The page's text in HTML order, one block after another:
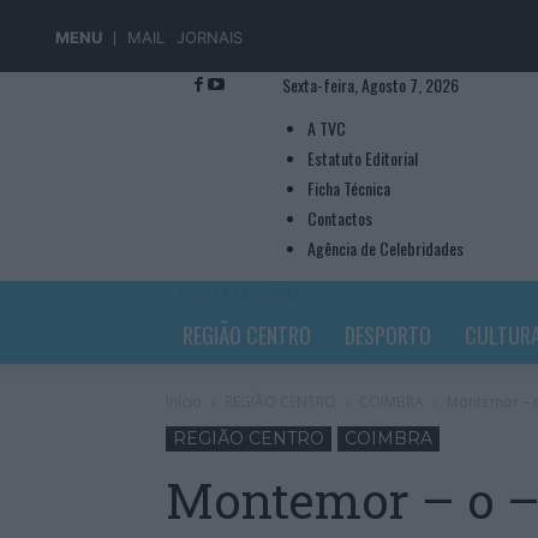
MENU MAIL JORNAIS
Sexta-feira, Agosto 7, 2026
A TVC
Estatuto Editorial
Ficha Técnica
Contactos
Agência de Celebridades
REGIÃO CENTRO DESPORTO
REGIÃO CENTRO COIMBRA
Montemor – o